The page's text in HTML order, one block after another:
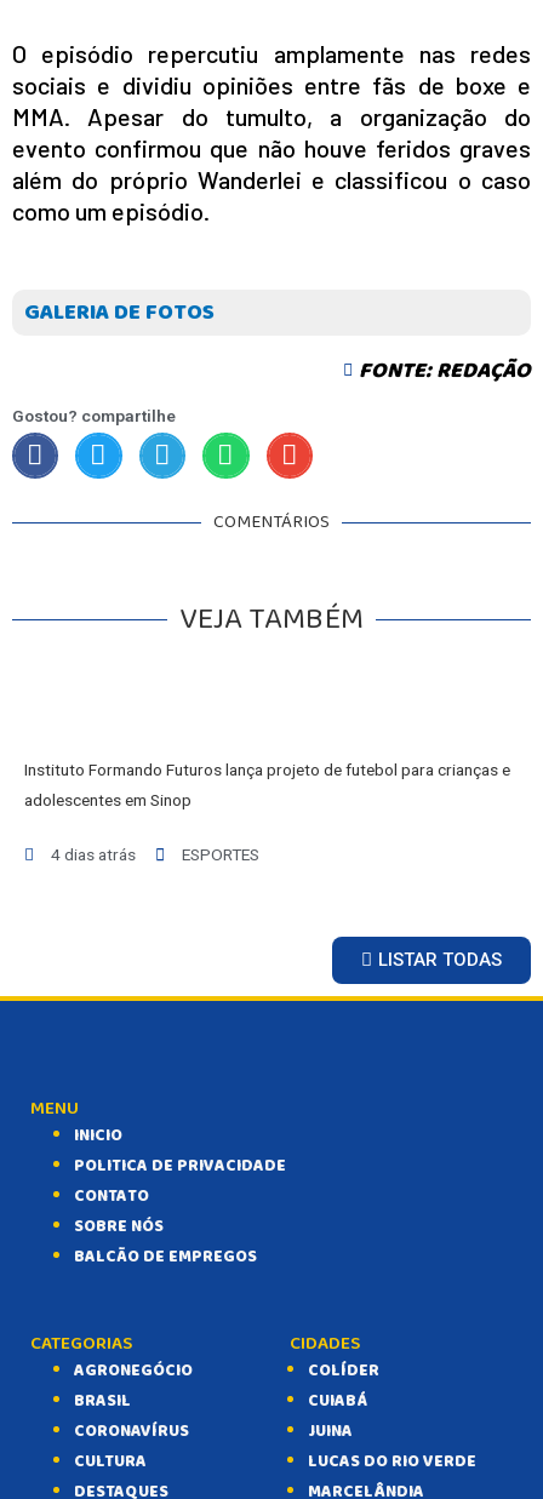
O episódio repercutiu amplamente nas redes
sociais e dividiu opiniões entre fãs de boxe e
MMA. Apesar do tumulto, a organização do
evento confirmou que não houve feridos graves
além do próprio Wanderlei e classificou o caso
como um episódio.
GALERIA DE FOTOS
FONTE: REDAÇÃO
Gostou? compartilhe
COMENTÁRIOS
VEJA TAMBÉM
Instituto Formando Futuros lança projeto de futebol para crianças e
adolescentes em Sinop
4 dias atrás ESPORTES
LISTAR TODAS
MENU
INICIO
POLITICA DE PRIVACIDADE
CONTATO
SOBRE NÓS
BALCÃO DE EMPREGOS
CATEGORIAS
AGRONEGÓCIO
BRASIL
CORONAVÍRUS
CULTURA
DESTAQUES
CIDADES
COLÍDER
CUIABÁ
JUINA
LUCAS DO RIO VERDE
MARCELÂNDIA